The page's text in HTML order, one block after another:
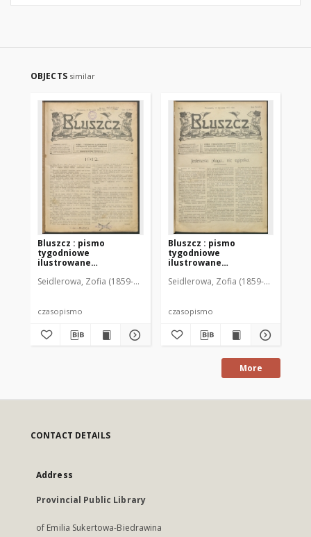
OBJECTS similar
Bluszcz : pismo
tygodniowe
ilustrowane
kobiecym, 1912 R. 48, nr
Seidlerowa, Zofia (1859-1919). Red. i Wyd.
czasopismo
Bluszcz : pismo
tygodniowe
ilustrowane
kobiecym, 1912 R. 48, nr
Seidlerowa, Zofia (1859-1919). Red.
czasopismo
More
CONTACT DETAILS
Address
Provincial Public Library
of Emilia Sukertowa-Biedrawina